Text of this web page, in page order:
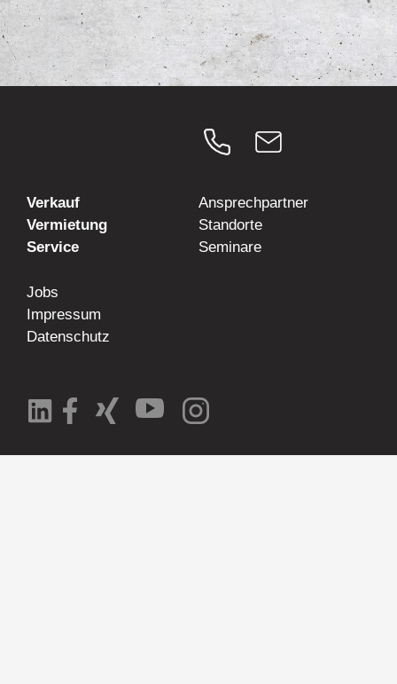
Verkauf
Vermietung
Service
Ansprechpartner
Standorte
Seminare
Jobs
Impressum
Datenschutz